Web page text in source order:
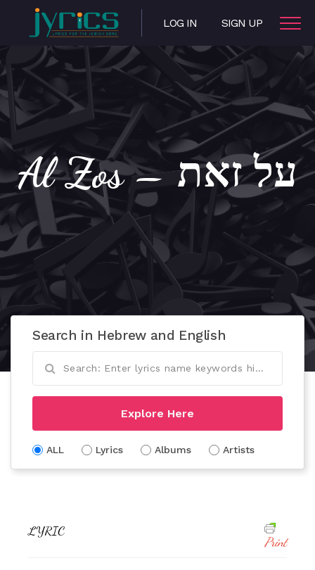
LOG IN SIGN UP
Al Zos – על זאת
Search in Hebrew and English
Explore Here
ALL Lyrics Albums Artists
LYRIC
Print